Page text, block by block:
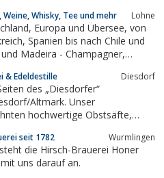
Whisky, Tee und mehr Lohne
von
& Edeldestille Diesdorf
des „Diesdorfer“
Altmark. Unser
hochwertige Obstsäfte,
seit 1782 Wurm­lin­gen
die Hirsch-Brauerei Honer
uns darauf an.